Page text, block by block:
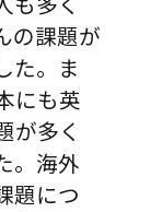
の課題が
た。ま
にも英
が多く
。海外
題につ